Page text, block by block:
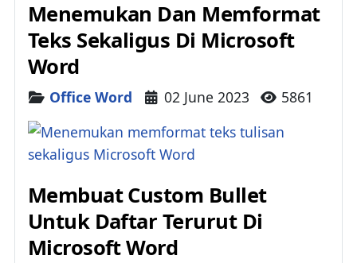
Menemukan Dan Memformat
Teks Sekaligus Di Microsoft
Word
DetailsOffice Word 02 June 2023 5861
Membuat Custom Bullet
Untuk Daftar Terurut Di
Microsoft Word